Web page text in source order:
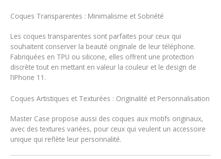
Coques Transparentes : Minimalisme et Sobriété
Les coques transparentes sont parfaites pour ceux qui
souhaitent conserver la beauté originale de leur téléphone.
Fabriquées en TPU ou silicone, elles offrent une protection
discrète tout en mettant en valeur la couleur et le design de
l’iPhone 11.
Coques Artistiques et Texturées : Originalité et Personnalisation
Master Case propose aussi des coques aux motifs originaux,
avec des textures variées, pour ceux qui veulent un accessoire
unique qui reflète leur personnalité.